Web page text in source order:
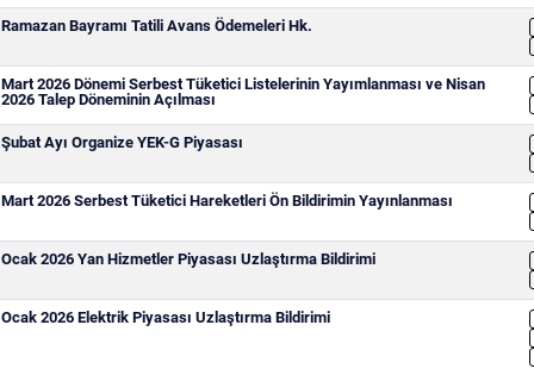
Ramazan Bayramı Tatili Avans Ödemeleri Hk.
Mart 2026 Dönemi Serbest Tüketici Listelerinin Yayımlanması ve Nisan
2026 Talep Döneminin Açılması
Şubat Ayı Organize YEK-G Piyasası
Mart 2026 Serbest Tüketici Hareketleri Ön Bildirimin Yayınlanması
Ocak 2026 Yan Hizmetler Piyasası Uzlaştırma Bildirimi
Ocak 2026 Elektrik Piyasası Uzlaştırma Bildirimi